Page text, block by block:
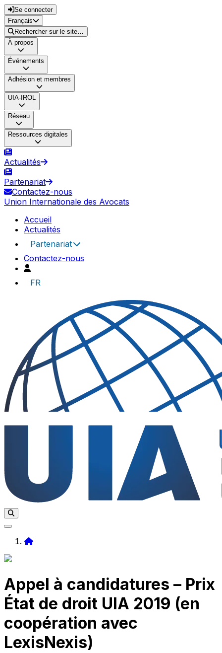
Se connecter
Français
Rechercher sur le site…
À propos
Événements
Adhésion et membres
UIA-IROL
Réseau
Ressources digitales
Actualités
Partenariat
Contactez-nous
Union Internationale des Avocats
Accueil
Actualités
Partenariat
Contactez-nous
FR
Appel à candidatures – Prix
État de droit UIA 2019 (en
coopération avec
LexisNexis)